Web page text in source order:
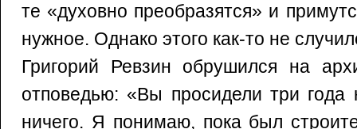
те «духовно преобразятся» и
нужное. Однако этого как-то не
Григорий Ревзин обрушился на
отповедью: «Вы просидели три года
ничего. Я понимаю, пока был